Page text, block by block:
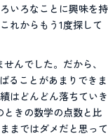
いろなことに興味を持
れからもう1度探して
んでした。だから、
ることがあまりできま
はどんどん落ちていき
ときの数学の点数と比
まではダメだと思って